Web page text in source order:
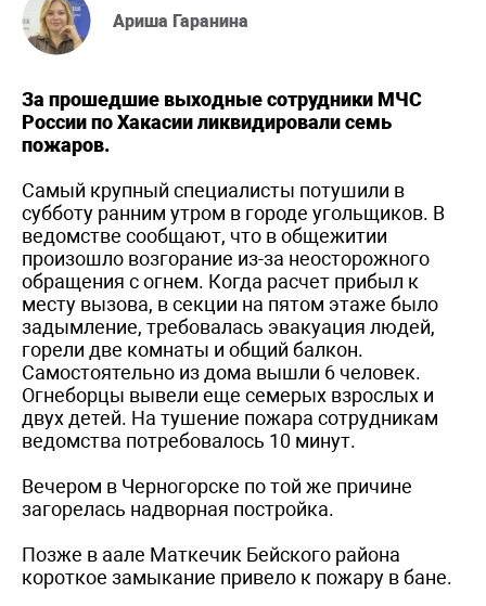
Ариша Гаранина
За прошедшие выходные сотрудники МЧС
России по Хакасии ликвидировали семь
пожаров.
Самый крупный специалисты потушили в
субботу ранним утром в городе угольщиков. В
ведомстве сообщают, что в общежитии
произошло возгорание из-за неосторожного
обращения с огнем. Когда расчет прибыл к
месту вызова, в секции на пятом этаже было
задымление, требовалась эвакуация людей,
горели две комнаты и общий балкон.
Самостоятельно из дома вышли 6 человек.
Огнеборцы вывели еще семерых взрослых и
двух детей. На тушение пожара сотрудникам
ведомства потребовалось 10 минут.
Вечером в Черногорске по той же причине
загорелась надворная постройка.
Позже в аале Маткечик Бейского района
короткое замыкание привело к пожару в бане.